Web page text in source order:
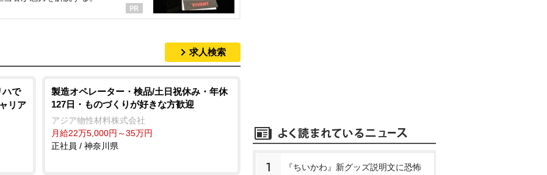
求人検索
ハで
リア
製造オペレーター・検品/土日祝休み・年休
127日・ものづくりが好きな方歓迎
アジア物性材料株式会社
月給22万5,000円～35万円
正社員 / 神奈川県
1 『ちいかわ』新グッズ説明文に恐怖